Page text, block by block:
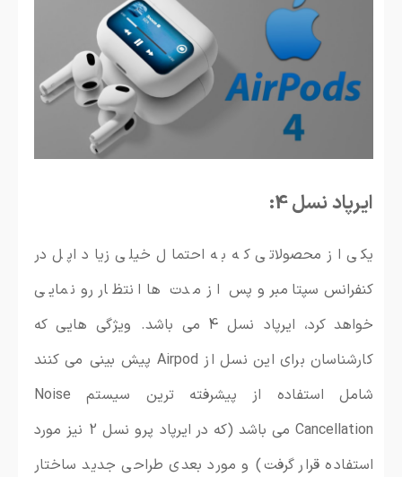
ایرپاد نسل 4:
یکی از محصولاتی که به احتمال خیلی زیاد اپل در
کنفرانس سپتامبر و پس از مدت ها انتظار رو نمایی
خواهد کرد، ایرپاد نسل 4 می باشد. ویژگی هایی که
کارشناسان برای این نسل از Airpod پیش بینی می کنند
شامل استفاده از پیشرفته ترین سیستم Noise
Cancellation می باشد (که در ایرپاد پرو نسل 2 نیز مورد
استفاده قرار گرفت) و مورد بعدی طراحی جدید ساختار